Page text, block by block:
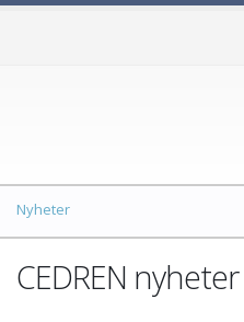
Nyheter
CEDREN nyheter